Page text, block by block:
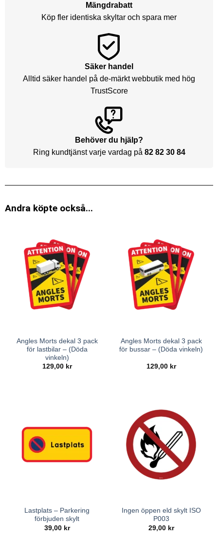
Mängdrabatt
Köp fler identiska skyltar och spara mer
Säker handel
Alltid säker handel på de-märkt webbutik med hög
TrustScore
Behöver du hjälp?
Ring kundtjänst varje vardag på 82 82 30 84
Andra köpte också...
Angles Morts dekal 3 pack
för lastbilar – (Döda
vinkeln)
129,00 kr
Angles Morts dekal 3 pack
för bussar – (Döda vinkeln)
129,00 kr
Lastplats – Parkering
förbjuden skylt
39,00 kr
Ingen öppen eld skylt ISO
P003
29,00 kr